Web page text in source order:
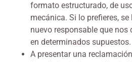
formato estructurado, de
mecánica. Si lo prefieres,
nuevo responsable que nos
en determinados supuestos.
A presentar una